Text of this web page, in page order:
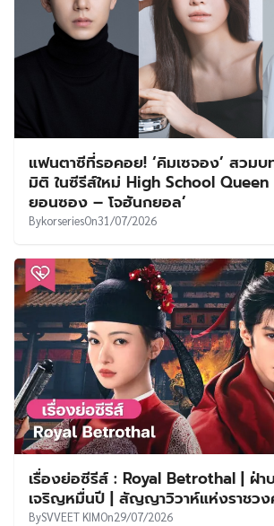
แฟนตาซีที่รอคอย! ‘คิมเซจอง’ สวมบ
มิติ ในซีรีส์ใหม่ High School
ยอนซอง – โจฮันกยอล’
BykorseriesOn31/07/2026
เรื่องย่อซีรีส์ : Royal Betrothal | ฝ่า
เจริญหมื่นปี | สัญญาวิวาห์แห่งราชว
BySVVEET KIMOn29/07/2026